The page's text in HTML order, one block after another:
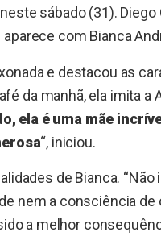
sábado (31).
com Bianca
e destacou as
da manhã, ela imita a
ela é uma mãe
“, iniciou.
de Bianca.
nem a consciência de
a melhor